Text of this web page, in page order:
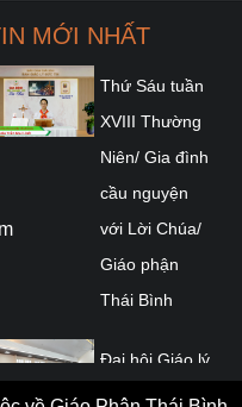
MỚI NHẤT
Thứ Sáu tuần
XVIII Thường
Niên/ Gia đình
cầu nguyện
với Lời Chúa/
Giáo phận
Thái Bình
Đại hội Giáo lý
Toàn quốc lần